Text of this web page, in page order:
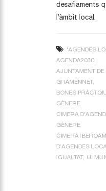
desafiaments
l’àmbit local.
'AGENDES
AGENDA2030
AJUNTAMENT DE
GRAMENNET
BONES
GÈNERE
CIMERA
GÈNERE
CIMERA
D'AGENDES
IGUALTAT
UI